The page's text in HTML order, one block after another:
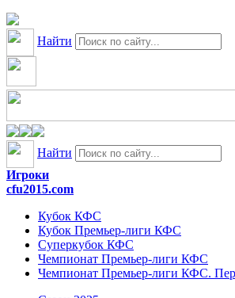
Найти
Найти
Игроки
cfu2015.com
Кубок КФС
Кубок Премьер-лиги КФС
Суперкубок КФС
Чемпионат Премьер-лиги КФС
Чемпионат Премьер-лиги КФС.